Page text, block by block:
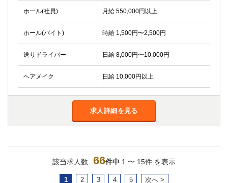
ホール(社員) 月給 550,000円以上
ホール(バイト) 時給 1,500円〜2,500円
送りドライバー 日給 8,000円〜10,000円
ヘアメイク 日給 10,000円以上
求人詳細を見る
該当求人数 66件中 1 〜 15件 を表示
1 2 3 4 5 次へ >